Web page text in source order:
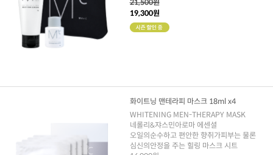
21,500원
19,300원
화이트닝 맨테라피 마스크 18ml x4
WHITENING MEN-THERAPY MASK
네롤리&쟈스민아로마 에센셜
오일의순수하고 편안한 향취가피부는 물론
심신의안정을 주는 힐링 마스크 시트